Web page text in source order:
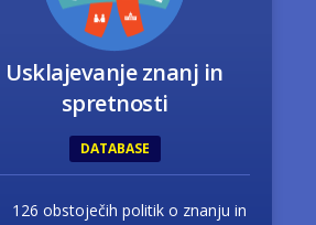
Usklajevanje znanj in
spretnosti
DATABASE
126 obstoječih politik o znanju in